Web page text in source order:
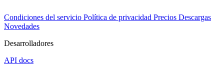
Condiciones del servicio Política de privacidad Precios Descargas
Novedades
Desarrolladores
API docs